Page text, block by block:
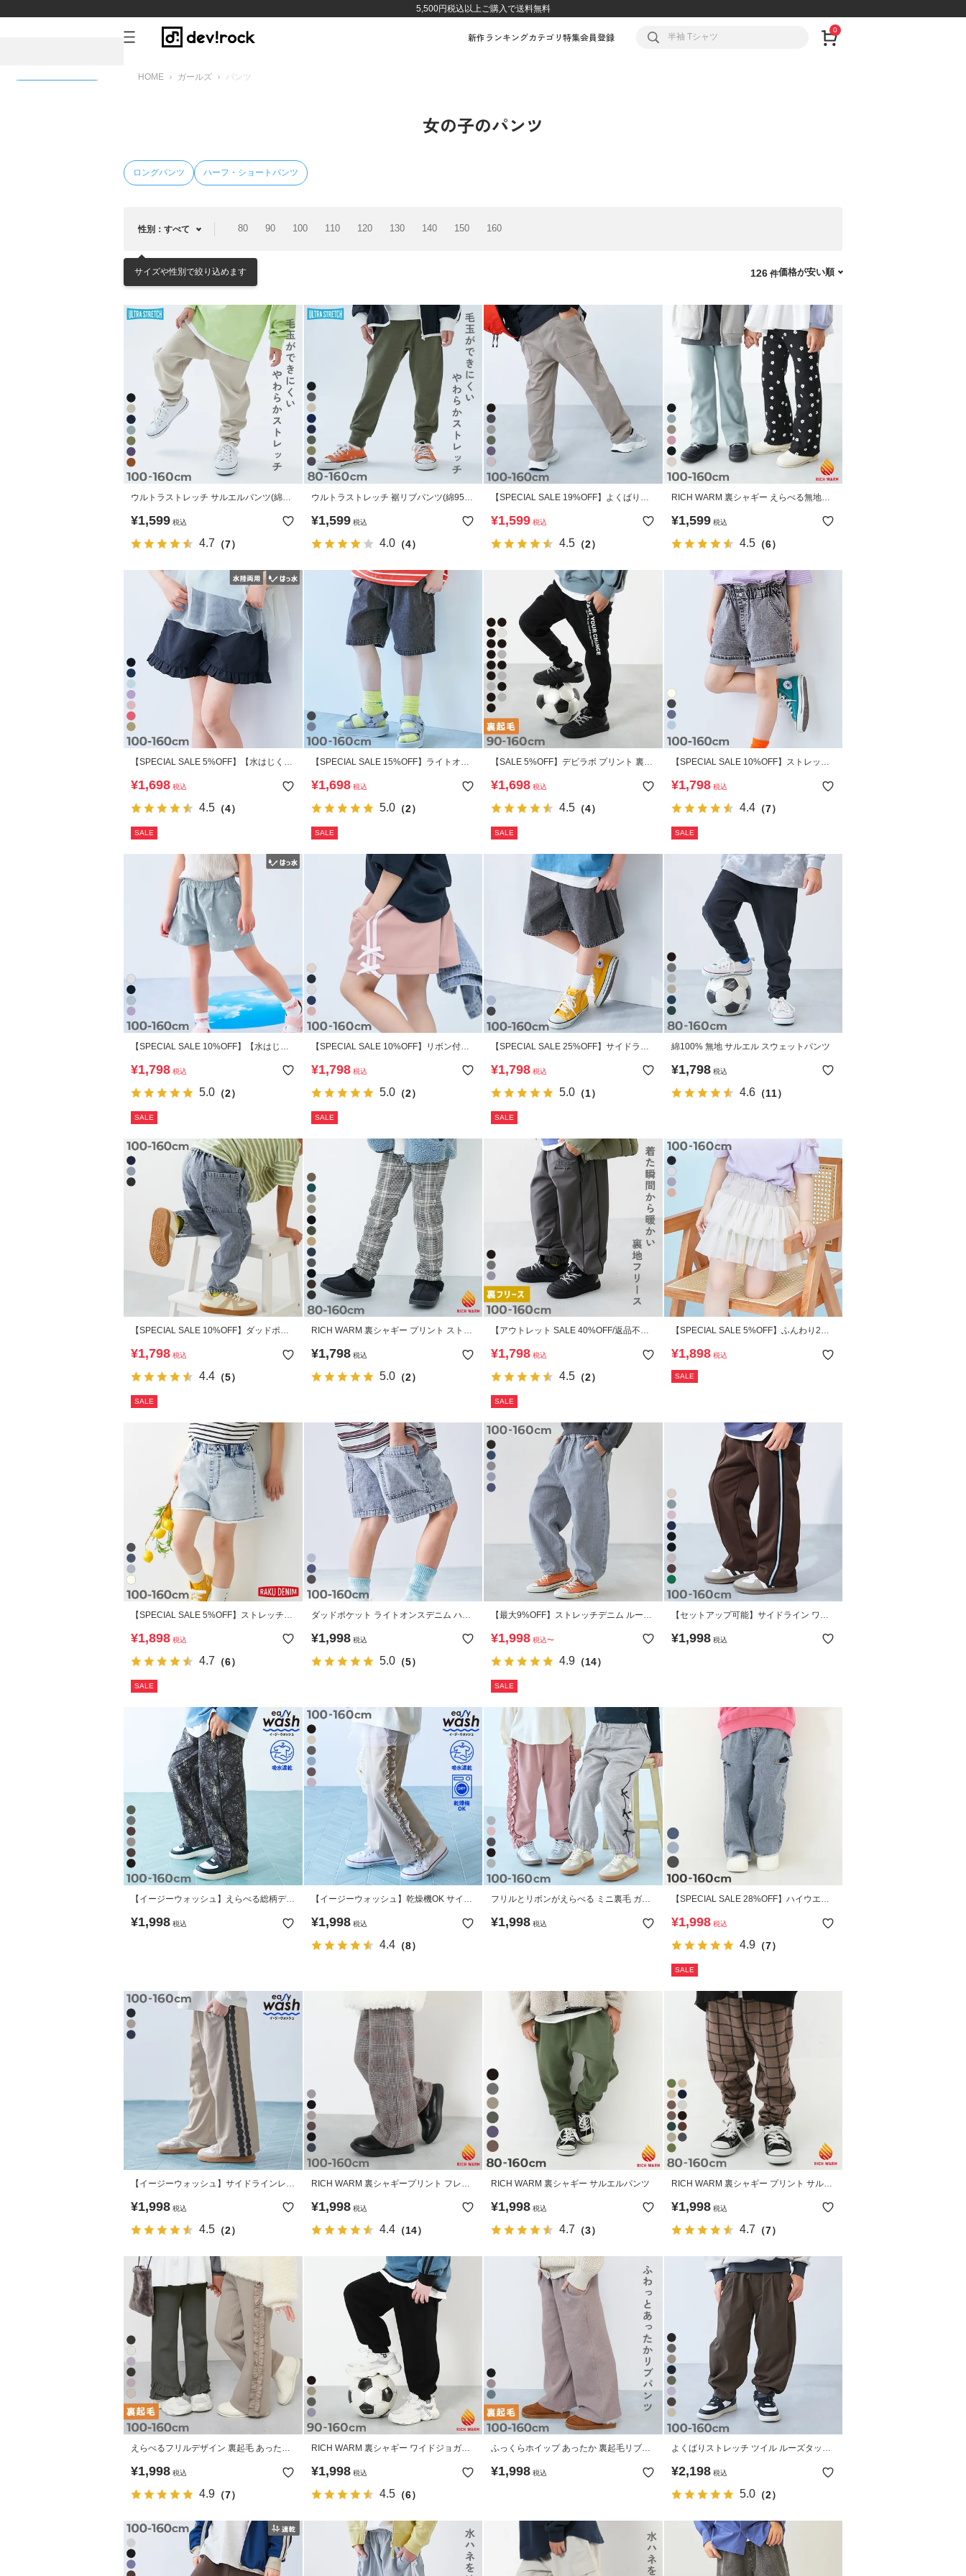
5,500円税込以上ご購入で送料無料
新作ランキングカテゴリ特集会員登録
0
HOME ガールズ パンツ
女の子のパンツ
ロングパンツ ハーフ・ショートパンツ
性別：すべて 80 90 100 110 120 130 140 150 160
サイズや性別で絞り込めます 価格が安い順
126
ウルトラストレッチ サルエルパンツ(綿
¥1,599 税込
4.7 （7）
ウルトラストレッチ 裾リブパンツ(綿95%
¥1,599 税込
4.0（4）
【SPECIAL SALE 19%OFF】よくばりス
¥1,599 税込
4.5 （2）
RICH WARM 裏シャギー えらべる無地&
¥1,599 税込
4.5（6）
【SPECIAL SALE 5%OFF】【水はじく】
陸両用)
¥1,698 税込
4.5 （4）
SALE
【SPECIAL SALE 15%OFF】ライトオン
ツ
¥1,698 税込
5.0（2）
SALE
【SALE 5%OFF】デビラボ プリント 裏起
¥1,698 税込
4.5 （4）
SALE
【SPECIAL SALE 10%OFF】ストレッチ
ツ
¥1,798 税込
4.4（7）
SALE
【SPECIAL SALE 10%OFF】【水はじ
ンツ
¥1,798 税込
5.0 （2）
SALE
【SPECIAL SALE 10%OFF】リボン付き
¥1,798 税込
5.0（2）
SALE
【SPECIAL SALE 25%OFF】サイドライ
¥1,798 税込
5.0 （1）
SALE
綿100% 無地 サルエル スウェットパンツ
¥1,798 税込
4.6（11）
【SPECIAL SALE 10%OFF】ダッドポケ
¥1,798 税込
4.4 （5）
SALE
RICH WARM 裏シャギー プリント ストレ
¥1,798 税込
5.0（2）
【アウトレット SALE 40%OFF/返品不
ンパンツ
¥1,798 税込
4.5 （2）
SALE
【SPECIAL SALE 5%OFF】ふんわり2段
¥1,898 税込
SALE
【SPECIAL SALE 5%OFF】ストレッチデ
ートパンツ
¥1,898 税込
4.7 （6）
SALE
ダッドポケット ライトオンスデニム ハー
¥1,998 税込
5.0（5）
【最大9%OFF】ストレッチデニム ルーズ
¥1,998 税込〜
4.9 （14）
SALE
【セットアップ可能】サイドライン ワイ
¥1,998 税込
【イージーウォッシュ】えらべる総柄デザ
¥1,998 税込
【イージーウォッシュ】乾燥機OK サイド
¥1,998 税込
4.4（8）
フリルとリボンがえらべる ミニ裏毛 ガー
¥1,998 税込
【SPECIAL SALE 28%OFF】ハイウエス
¥1,998 税込
4.9（7）
SALE
【イージーウォッシュ】サイドラインレー
¥1,998 税込
4.5 （2）
RICH WARM 裏シャギープリント フレア
¥1,998 税込
4.4（14）
RICH WARM 裏シャギー サルエルパンツ
¥1,998 税込
4.7 （3）
RICH WARM 裏シャギー プリント サルエ
¥1,998 税込
4.7 （7）
えらべるフリルデザイン 裏起毛 あったか
¥1,998 税込
4.9 （7）
RICH WARM 裏シャギー ワイドジョガー
¥1,998 税込
4.5（6）
ふっくらホイップ あったか 裏起毛リブパ
¥1,998 税込
よくばりストレッチ ツイル ルーズタック
¥2,198 税込
5.0（2）